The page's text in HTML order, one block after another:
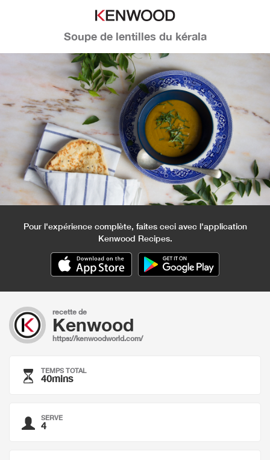
Soupe de lentilles du kérala
Pour l'expérience complète, faites ceci avec l'application
Kenwood Recipes.
recette de
Kenwood
https://kenwoodworld.com/
TEMPS TOTAL
40mins
SERVE
4